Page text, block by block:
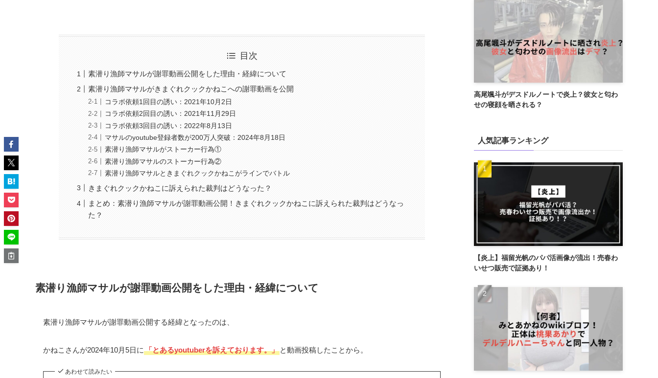
目次
素潜り漁師マサルが謝罪動画公開をした理由・経緯について
素潜り漁師マサルがきまぐれクックかねこへの謝罪動画を公開
コラボ依頼1回目の誘い：2021年10月2日
コラボ依頼2回目の誘い：2021年11月29日
コラボ依頼3回目の誘い：2022年8月13日
マサルのyoutube登録者数が200万人突破：2024年8月18日
素潜り漁師マサルがストーカー行為①
素潜り漁師マサルのストーカー行為②
素潜り漁師マサルときまぐれクックかねこがラインでバトル
きまぐれクックかねこに訴えられた裁判はどうなった？
まとめ：素潜り漁師マサルが謝罪動画公開！きまぐれクックかねこに訴えられた裁判はどうなっ
た？
素潜り漁師マサルが謝罪動画公開をした理由・経緯について
素潜り漁師マサルが謝罪動画公開する経緯となったのは、
かねこさんが2024年10月5日に 「とあるyoutuberを訴えております。」 と動画投稿したことから。
あわせて読みたい
高尾颯斗がデスドルノートで炎上？彼女と匂わ
せの寝顔を晒される？
人気記事ランキング
【炎上】福留光帆のパパ活画像が流出！売春わ
いせつ販売で証拠あり！